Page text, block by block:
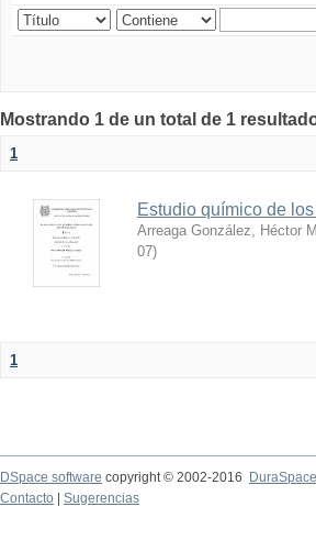
Mostrando 1 de un total de 1
1
Estudio químico de
Arreaga González, Héctor
07)
1
DSpace software copyright © 2002-2016
DuraSpace
Contacto
Sugerencias